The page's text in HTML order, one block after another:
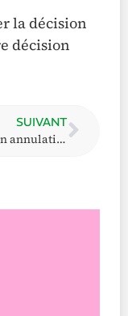
la décision
décision
SUIVANT
Recours en annulation